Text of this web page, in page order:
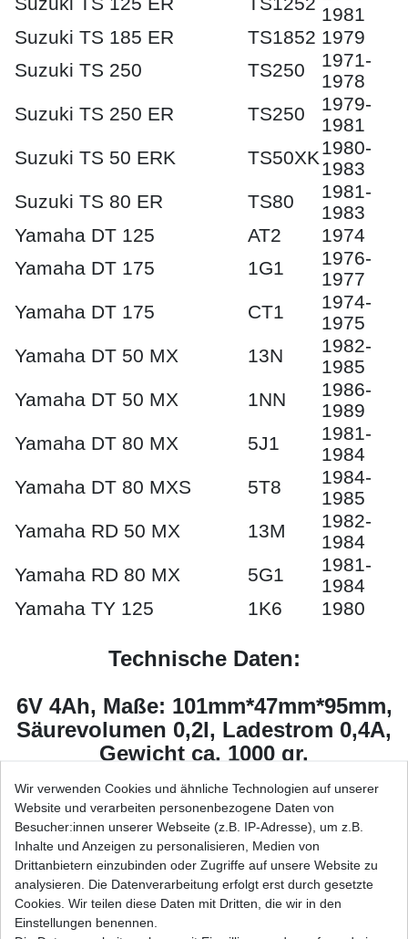
1981
Suzuki TS 185 ER
TS1852 1979
Suzuki TS 250
TS250
1971-
1978
Suzuki TS 250 ER
TS250
1979-
1981
Suzuki TS 50 ERK
TS50XK1980-
1983
Suzuki TS 80 ER
TS80
1981-
1983
Yamaha DT 125
AT2
1974
Yamaha DT 175
1G1
1976-
1977
Yamaha DT 175
CT1
1974-
1975
Yamaha DT 50 MX
13N
1982-
1985
Yamaha DT 50 MX
1NN
1986-
1989
Yamaha DT 80 MX
5J1
1981-
1984
Yamaha DT 80 MXS
5T8
1984-
1985
Yamaha RD 50 MX
13M
1982-
1984
Yamaha RD 80 MX
5G1
1981-
1984
Yamaha TY 125
1K6 1980
Technische Daten:
6V 4Ah, Maße: 101mm*47mm*95mm,
Säurevolumen 0,2l, Ladestrom 0,4A,
Gewicht ca. 1000 gr.
trocken vorgeladen
Baugleich mit:
Hersteller JM 6N4B-
2A
Hersteller Yuasa
6N4B-2A
Hersteller Yuasa
Wir verwenden Cookies und ähnliche Technologien auf unserer
Website und verarbeiten personenbezogene Daten von
Besucher:innen unserer Webseite (z.B. IP-Adresse), um z.B.
Inhalte und Anzeigen zu personalisieren, Medien von
Drittanbietern einzubinden oder Zugriffe auf unsere Website zu
analysieren. Die Datenverarbeitung erfolgt erst durch gesetzte
Cookies. Wir teilen diese Daten mit Dritten, die wir in den
Einstellungen benennen.